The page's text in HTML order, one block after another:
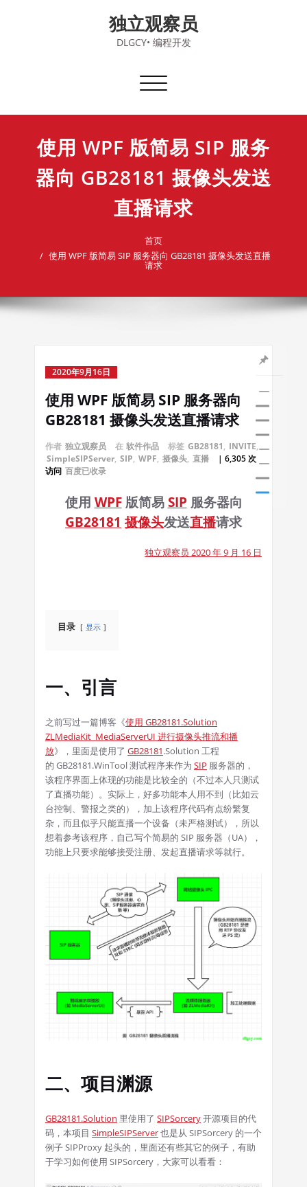
独立观察员
DLGCY• 编程开发
切
导
使用 WPF 版简易 SIP 服务
器向 GB28181 摄像头发送
直播请求
首页
使用 WPF 版简易 SIP 服务器向 GB28181 摄像头发送直播
请求
2020年9月16日
使用 WPF 版简易 SIP 服务器向
GB28181 摄像头发送直播请求
作者 独立观察员 在 软件作品 标签 GB28181, INVITE,
SimpleSIPServer, SIP, WPF, 摄像头, 直播
| 6,305 次
访问 百度已收录
使用 WPF版简易 SIP 服务器向
GB28181 摄像头发送直播请求
独立观察员 2020 年 9 月 16 日
目录 显示
一、引言
之前写过一篇博客《使用 GB28181.Solution
ZLMediaKit MediaServerUI 进行摄像头推流和播
放》，里面是使用了 GB28181.Solution 工程
的 GB28181.WinTool 测试程序来作为 SIP 服务器的，
该程序界面上体现的功能是比较全的（不过本人只测试
了直播功能）。实际上，好多功能本人用不到（比如云
台控制、警报之类的），加上该程序代码有点纷繁复
杂，而且似乎只能直播一个设备（未严格测试），所以
想着参考该程序，自己写个简易的 SIP 服务器（UA），
功能上只要求能够接受注册、发起直播请求等就行。
二、项目渊源
GB28181.Solution 里使用了 SIPSorcery开源项目的代
码，本项目 SimpleSIPServer也是从 SIPSorcery 的一个
例子 SIPProxy 起头的，里面还有些其它的例子，有助
于学习如何使用 SIPSorcery，大家可以看看：